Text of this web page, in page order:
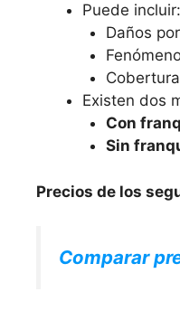
Puede incluir:
Daños
Existen dos
Con
Sin
Precios de los
Comparar